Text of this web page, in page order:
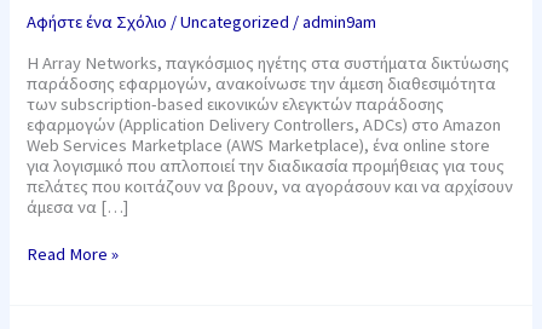
Αφήστε ένα Σχόλιο /Uncategorized /admin9am
Η Array Networks, παγκόσμιος ηγέτης στα συστήματα δικτύωσης
παράδοσης εφαρμογών, ανακοίνωσε την άμεση διαθεσιμότητα
των subscription-based εικονικών ελεγκτών παράδοσης
εφαρμογών (Application Delivery Controllers, ADCs) στο Amazon
Web Services Marketplace (AWS Marketplace), ένα online store
για λογισμικό που απλοποιεί την διαδικασία προμήθειας για τους
πελάτες που κοιτάζουν να βρουν, να αγοράσουν και να αρχίσουν
άμεσα να […]
ADCs
της
Array
Read More »